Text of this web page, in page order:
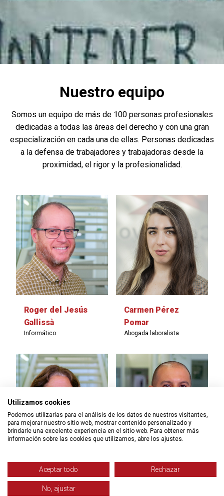
Nuestro equipo
Somos un equipo de más de 100 personas profesionales
dedicadas a todas las áreas del derecho y con una gran
especialización en cada una de ellas. Personas dedicadas
a la defensa de trabajadores y trabajadoras desde la
proximidad, el rigor y la profesionalidad.
Roger del Jesús
Gallissà
Informático
Carmen Pérez
Pomar
Abogada laboralista
Marta Rodríguez
Salvadó
Administrativa
Joan Hernando
Utilizamos cookies
Podemos utilizarlas para el análisis de los datos de nuestros visitantes,
para mejorar nuestro sitio web, mostrar contenido personalizado y
brindarle una excelente experiencia en el sitio web. Para obtener más
información sobre las cookies que utilizamos, abre los ajustes.
Aceptar todo Rechazar
No, ajustar